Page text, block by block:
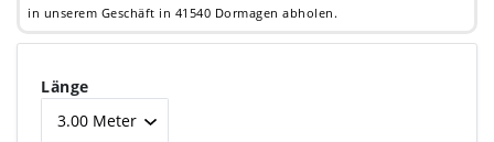
in unserem Geschäft in 41540 Dormagen abholen.
Länge